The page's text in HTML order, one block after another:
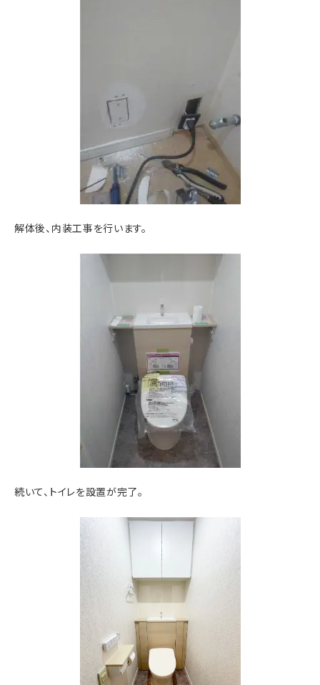
解体後、内装工事を行います。
続いて、トイレを設置が完了。